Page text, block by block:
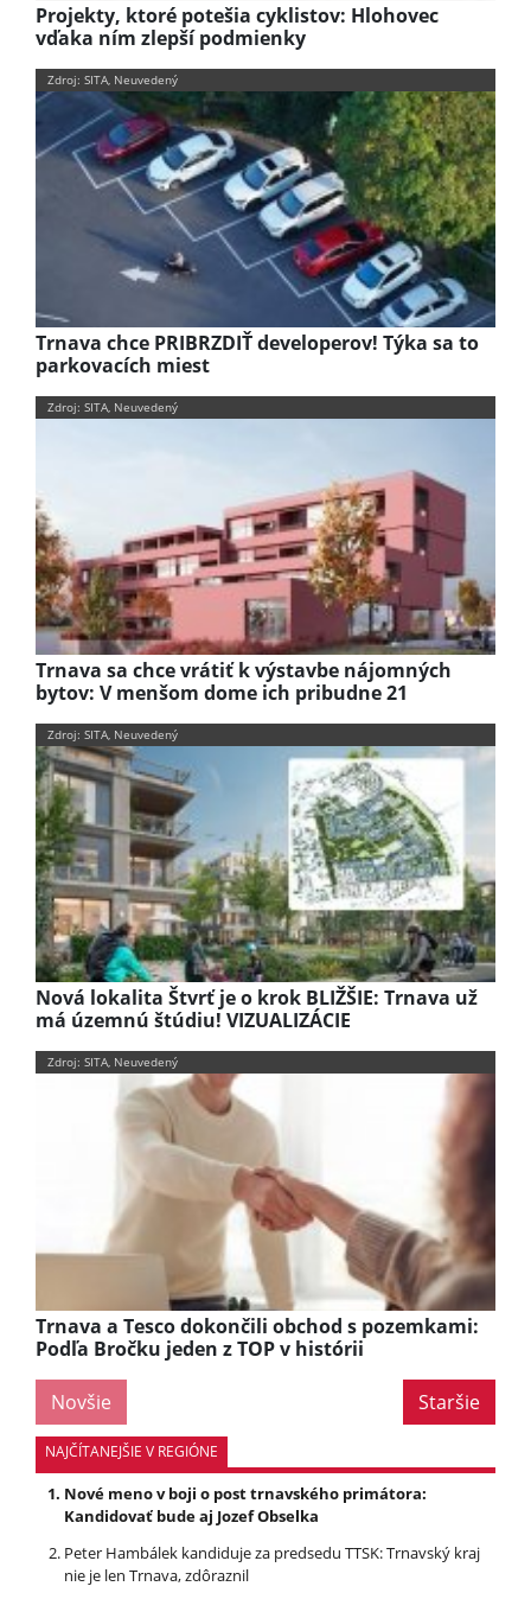
Projekty, ktoré potešia cyklistov: Hlohovec
vďaka ním zlepší podmienky
Zdroj: SITA, Neuvedený
Trnava chce PRIBRZDIŤ developerov! Týka sa to
parkovacích miest
Zdroj: SITA, Neuvedený
Trnava sa chce vrátiť k výstavbe nájomných
bytov: V menšom dome ich pribudne 21
Zdroj: SITA, Neuvedený
Nová lokalita Štvrť je o krok BLIŽŠIE: Trnava už
má územnú štúdiu! VIZUALIZÁCIE
Zdroj: SITA, Neuvedený
Trnava a Tesco dokončili obchod s pozemkami:
Podľa Bročku jeden z TOP v histórii
Novšie Staršie
NAJČÍTANEJŠIE V REGIÓNE
Nové meno v boji o post trnavského primátora:
Kandidovať bude aj Jozef Obselka
Peter Hambálek kandiduje za predsedu TTSK: Trnavský kraj
nie je len Trnava, zdôraznil